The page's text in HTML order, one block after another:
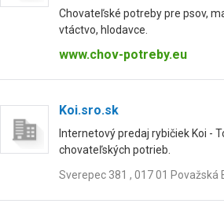
Chovateľské potreby pre psov,
vtáctvo, hlodavce.
www.chov-potreby.eu
Koi.sro.sk
Internetový predaj rybičiek Koi -
chovateľských potrieb.
Sverepec 381 , 017 01 Považská